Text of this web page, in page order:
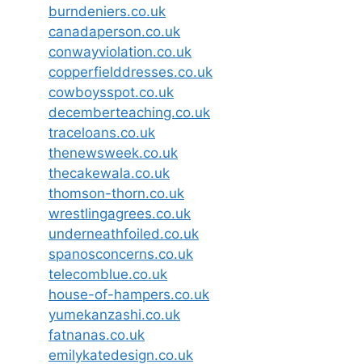
burndeniers.co.uk
canadaperson.co.uk
conwayviolation.co.uk
copperfielddresses.co.uk
cowboysspot.co.uk
decemberteaching.co.uk
traceloans.co.uk
thenewsweek.co.uk
thecakewala.co.uk
thomson-thorn.co.uk
wrestlingagrees.co.uk
underneathfoiled.co.uk
spanosconcerns.co.uk
telecomblue.co.uk
house-of-hampers.co.uk
yumekanzashi.co.uk
fatnanas.co.uk
emilykatedesign.co.uk